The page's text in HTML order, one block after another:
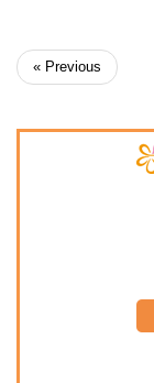
« Previous